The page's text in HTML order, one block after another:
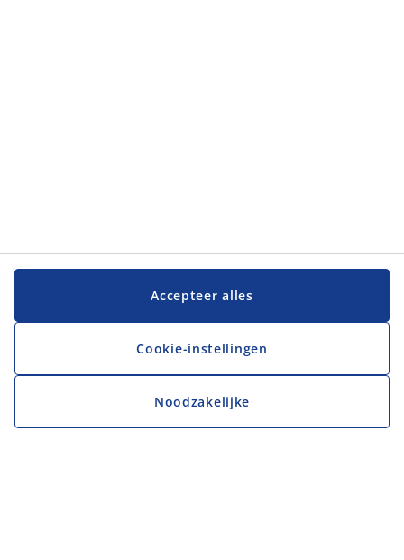
Accepteer alles
Cookie-instellingen
Noodzakelijke